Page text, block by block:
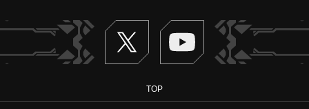
Twitter ヴァンガードch
TOP